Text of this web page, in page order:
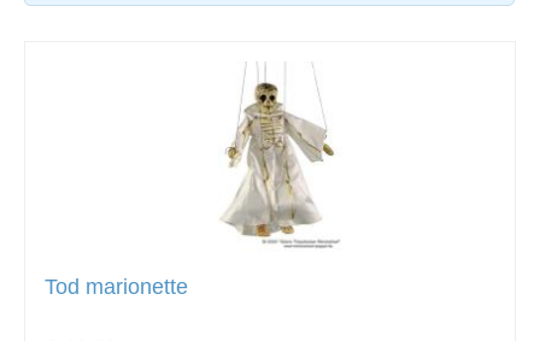
Tod marionette